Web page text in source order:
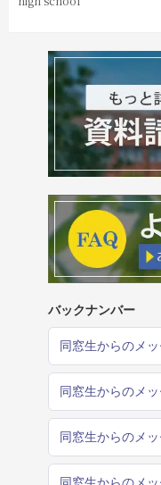
バックナンバー
同窓生からのメ
同窓生からのメ
同窓生からのメ